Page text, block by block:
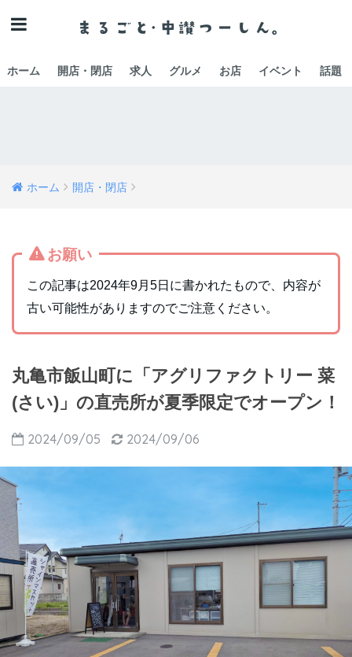
ホーム 開店・閉店 求人 グルメ お店 イベント 話題
ホーム 開店・閉店
お願い
この記事は2024年9月5日に書かれたもので、内容が
古い可能性がありますのでご注意ください。
丸亀市飯山町に「アグリファクトリー 菜
(さい)」の直売所が夏季限定でオープン！
2024/09/05 2024/09/06